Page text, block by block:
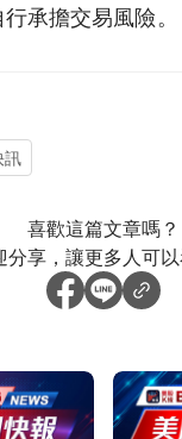
承擔交易風險。
訊
喜歡這篇文章嗎？
分享，讓更多人可以